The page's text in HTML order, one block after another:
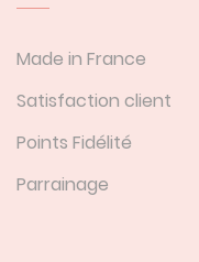
Made in France
Satisfaction client
Points Fidélité
Parrainage